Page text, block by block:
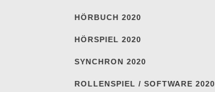
HÖRBUCH 2020
HÖRSPIEL 2020
SYNCHRON 2020
ROLLENSPIEL / SOFTWARE 2020